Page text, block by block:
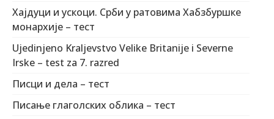
Хајдуци и ускоци. Срби у ратовима Хабзбуршке
монархије – тест
Ujedinjeno Kraljevstvo Velike Britanije i Severne
Irske – test za 7. razred
Писци и дела – тест
Писање глаголских облика – тест